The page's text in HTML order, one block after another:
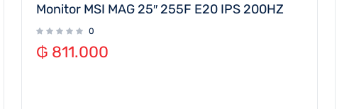
Monitor MSI MAG 25″ 255F E20 IPS 200HZ
0
₲ 811.000